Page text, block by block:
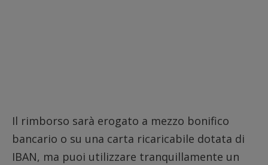
Il rimborso sarà erogato a mezzo bonifico
bancario o su una carta ricaricabile dotata di
IBAN, ma puoi utilizzare tranquillamente un